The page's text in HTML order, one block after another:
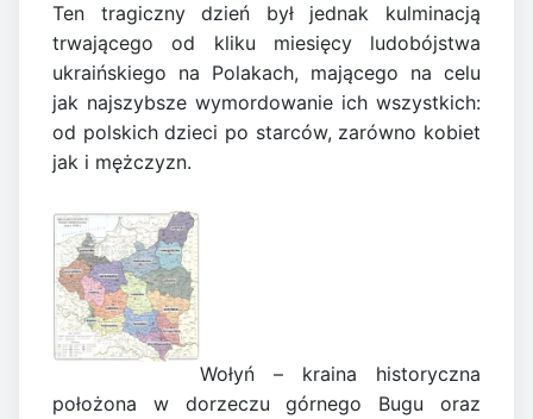
Ten tragiczny dzień był jednak kulminacją
trwającego od kliku miesięcy ludobójstwa
ukraińskiego na Polakach, mającego na celu
jak najszybsze wymordowanie ich wszystkich:
od polskich dzieci po starców, zarówno kobiet
jak i mężczyzn.
Wołyń – kraina historyczna
położona w dorzeczu górnego Bugu oraz